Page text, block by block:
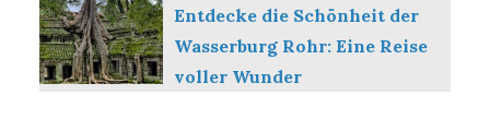
Entdecke die Schönheit der
Wasserburg Rohr: Eine Reise
voller Wunder